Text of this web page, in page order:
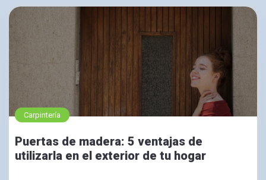
Carpintería
Puertas de madera: 5 ventajas de
utilizarla en el exterior de tu hogar